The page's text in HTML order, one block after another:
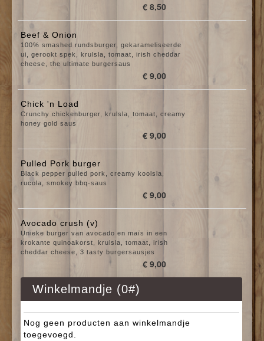
€ 8,50
Beef & Onion
100% smashed rundsburger, gekarameliseerde
ui, gerookt spek, krulsla, tomaat, irish cheddar
cheese, the ultimate burgersaus
€ 9,00
Chick 'n Load
Crunchy chickenburger, krulsla, tomaat, creamy
honey gold saus
€ 9,00
Pulled Pork burger
Black pepper pulled pork, creamy koolsla,
rucola, smokey bbq-saus
€ 9,00
Avocado crush (v)
Unieke burger van avocado en maïs in een
krokante quinoakorst, krulsla, tomaat, irish
cheddar cheese, 3 tasty burgersausjes
€ 9,00
Winkelmandje (0#)
Nog geen producten aan winkelmandje
toegevoegd.